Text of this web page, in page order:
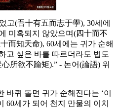
고(吾十有五而志于學), 30세에
미혹되지 않았으며(四十而不
而知天命), 60세에는 귀가 순해
고 싶은 바를 따르더라도 법도
所欲不踰矩).” - 논어(論語) 위
바퀴 돌면 귀가 순해진다는 ‘이
60세가 되어 천지 만물의 이치